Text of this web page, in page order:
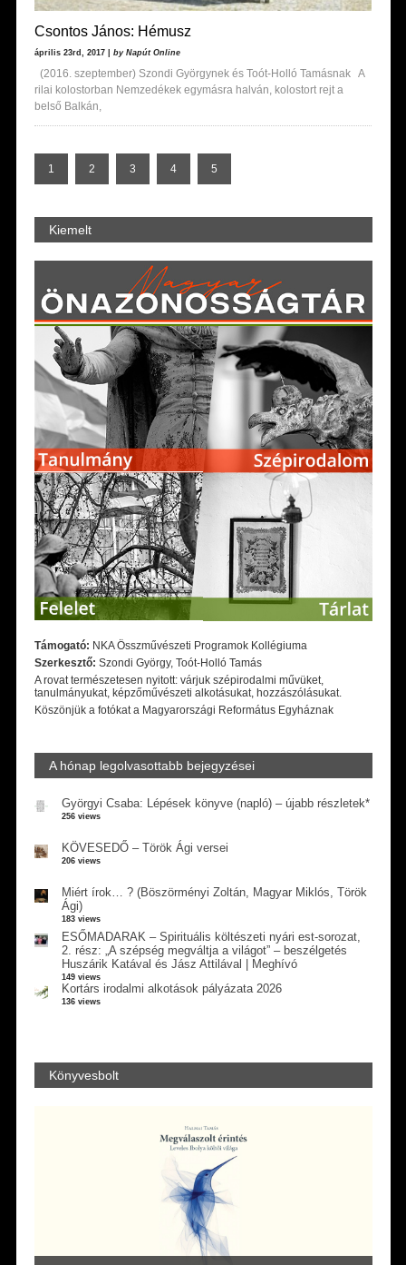
Csontos János: Hémusz
április 23rd, 2017 | by Napút Online
(2016. szeptember) Szondi Györgynek és Toót-Holló Tamásnak A
rilai kolostorban Nemzedékek egymásra halván, kolostort rejt a
belső Balkán,
1 2 3 4 5
Kiemelt
Támogató: NKA Összművészeti Programok Kollégiuma
Szerkesztő: Szondi György, Toót-Holló Tamás
A rovat természetesen nyitott: várjuk szépirodalmi művüket,
tanulmányukat, képzőművészeti alkotásukat, hozzászólásukat.
Köszönjük a fotókat a Magyarországi Református Egyháznak
A hónap legolvasottabb bejegyzései
Györgyi Csaba: Lépések könyve (napló) – újabb részletek*
256 views
KÖVESEDŐ – Török Ági versei
206 views
Miért írok… ? (Böszörményi Zoltán, Magyar Miklós, Török
Ági)
183 views
ESŐMADARAK – Spirituális költészeti nyári est-sorozat,
2. rész: „A szépség megváltja a világot” – beszélgetés
Huszárik Katával és Jász Attilával | Meghívó
149 views
Kortárs irodalmi alkotások pályázata 2026
136 views
Könyvesbolt